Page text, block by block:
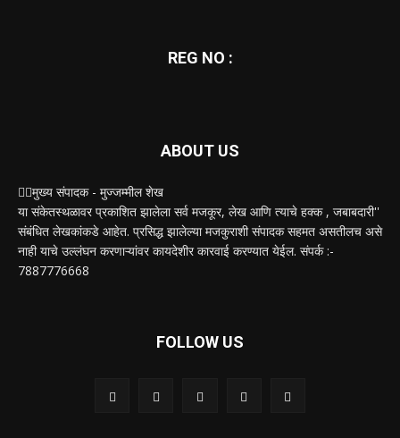
REG NO :
ABOUT US
✍🏻मुख्य संपादक - मुज्जम्मील शेख
या संकेतस्थळावर प्रकाशित झालेला सर्व मजकूर, लेख आणि त्याचे हक्क , जबाबदारी''
संबंधित लेखकांकडे आहेत. प्रसिद्ध झालेल्या मजकुराशी संपादक सहमत असतीलच असे
नाही याचे उल्लंघन करणाऱ्यांवर कायदेशीर कारवाई करण्यात येईल. संपर्क :-
7887776668
FOLLOW US